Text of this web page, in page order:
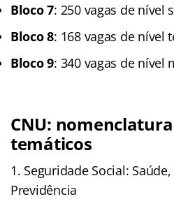
Bloco 7: 250 vagas de nível
Bloco 8: 168 vagas de nível
Bloco 9: 340 vagas de nível
CNU:
temáticos
Seguridade Social:
Previdência